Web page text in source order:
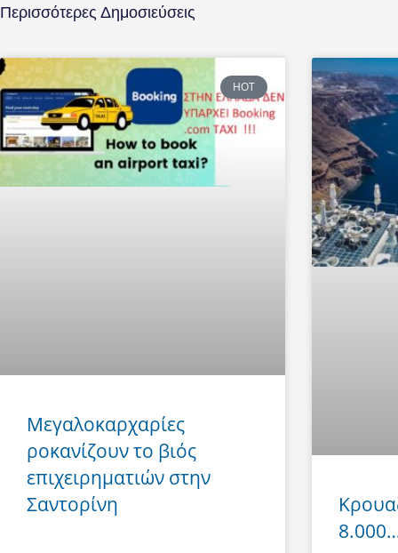
Περισσότερες Δημοσιεύσεις
HOT
Μεγαλοκαρχαρίες
ροκανίζουν το βιός
επιχειρηματιών στην
Σαντορίνη